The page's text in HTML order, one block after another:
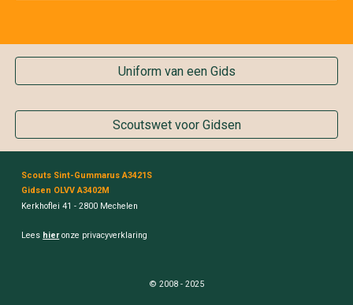
Uniform van een Gids
Scoutswet voor Gidsen
Scouts Sint-Gummarus A3421S
Gidsen OLVV A3402M
Kerkhoflei 41 - 2800 Mechelen
Lees hieronze privacyverklaring
© 2008 - 2025